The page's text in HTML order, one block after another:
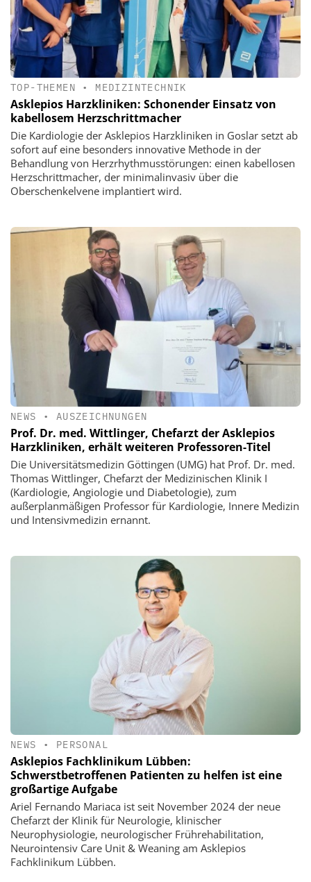
TOP-THEMEN • MEDIZINTECHNIK
Asklepios Harzkliniken: Schonender Einsatz von
kabellosem Herzschrittmacher
Die Kardiologie der Asklepios Harzkliniken in Goslar setzt ab
sofort auf eine besonders innovative Methode in der
Behandlung von Herzrhythmusstörungen: einen kabellosen
Herzschrittmacher, der minimalinvasiv über die
Oberschenkelvene implantiert wird.
NEWS • AUSZEICHNUNGEN
Prof. Dr. med. Wittlinger, Chefarzt der Asklepios
Harzkliniken, erhält weiteren Professoren-Titel
Die Universitätsmedizin Göttingen (UMG) hat Prof. Dr. med.
Thomas Wittlinger, Chefarzt der Medizinischen Klinik I
(Kardiologie, Angiologie und Diabetologie), zum
außerplanmäßigen Professor für Kardiologie, Innere Medizin
und Intensivmedizin ernannt.
NEWS • PERSONAL
Asklepios Fachklinikum Lübben:
Schwerstbetroffenen Patienten zu helfen ist eine
großartige Aufgabe
Ariel Fernando Mariaca ist seit November 2024 der neue
Chefarzt der Klinik für Neurologie, klinischer
Neurophysiologie, neurologischer Frührehabilitation,
Neurointensiv Care Unit & Weaning am Asklepios
Fachklinikum Lübben.